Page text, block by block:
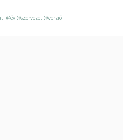
@év @szervezet @verzió